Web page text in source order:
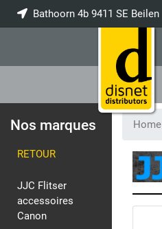
Bathoorn 4b 9411 SE Beilen
Nos marques
RETOUR
JJC Flitser
accessoires
Canon
Home